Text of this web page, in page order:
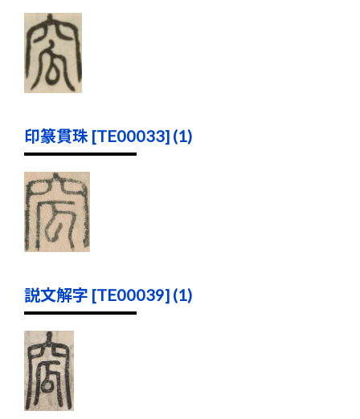
印篆貫珠 [TE00033] (1)
説文解字 [TE00039] (1)